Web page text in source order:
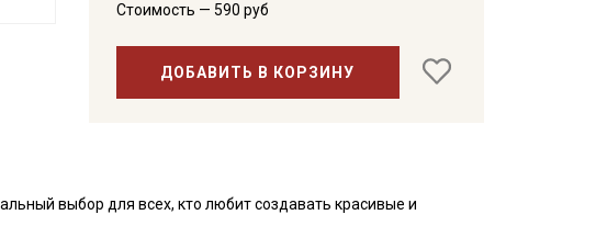
Стоимость — 590 руб
ДОБАВИТЬ В КОРЗИНУ
выбор для всех, кто любит создавать красивые и